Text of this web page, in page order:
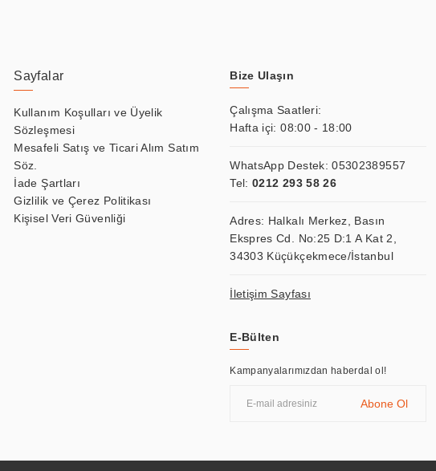
Sayfalar
Kullanım Koşulları ve Üyelik
Sözleşmesi
Mesafeli Satış ve Ticari Alım Satım
Söz.
İade Şartları
Gizlilik ve Çerez Politikası
Kişisel Veri Güvenliği
Bize Ulaşın
Çalışma Saatleri:
Hafta içi: 08:00 - 18:00
WhatsApp Destek:05302389557
Tel: 0212 293 58 26
Adres: Halkalı Merkez, Basın
Ekspres Cd. No:25 D:1 A Kat 2,
34303 Küçükçekmece/İstanbul
İletişim Sayfası
E-Bülten
Kampanyalarımızdan haberdal ol!
Abone Ol